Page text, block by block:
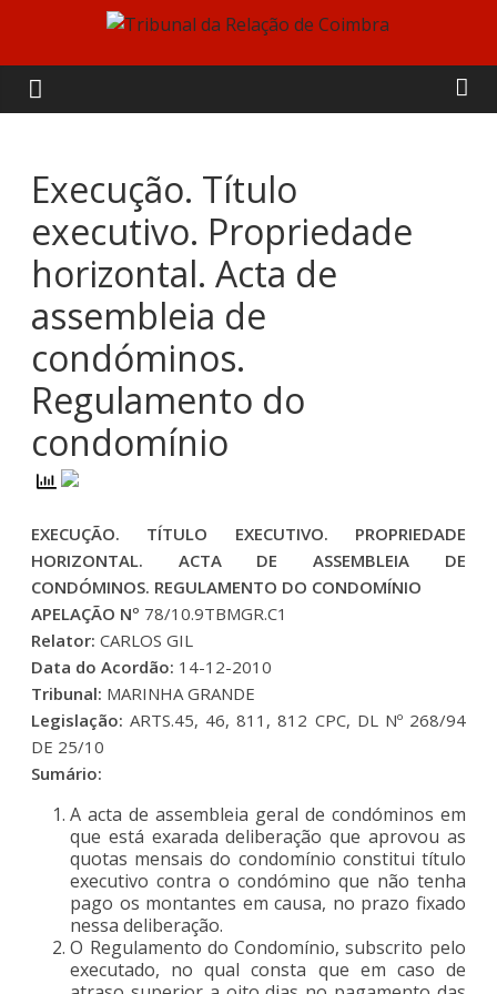
content
Tribunal
da
Relação
de
Coimbra
Execução. Título
executivo. Propriedade
horizontal. Acta de
assembleia de
condóminos.
Regulamento do
condomínio
EXECUÇÃO. TÍTULO EXECUTIVO. PROPRIEDADE
HORIZONTAL. ACTA DE ASSEMBLEIA DE
CONDÓMINOS. REGULAMENTO DO CONDOMÍNIO
APELAÇÃO Nº 78/10.9TBMGR.C1
Relator:CARLOS GIL
Data do Acordão: 14-12-2010
Tribunal: MARINHA GRANDE
Legislação:ARTS.45, 46, 811, 812 CPC, DL Nº 268/94
DE 25/10
Sumário:
A acta de assembleia geral de condóminos em
que está exarada deliberação que aprovou as
quotas mensais do condomínio constitui título
executivo contra o condómino que não tenha
pago os montantes em causa, no prazo fixado
nessa deliberação.
O Regulamento do Condomínio, subscrito pelo
executado, no qual consta que em caso de